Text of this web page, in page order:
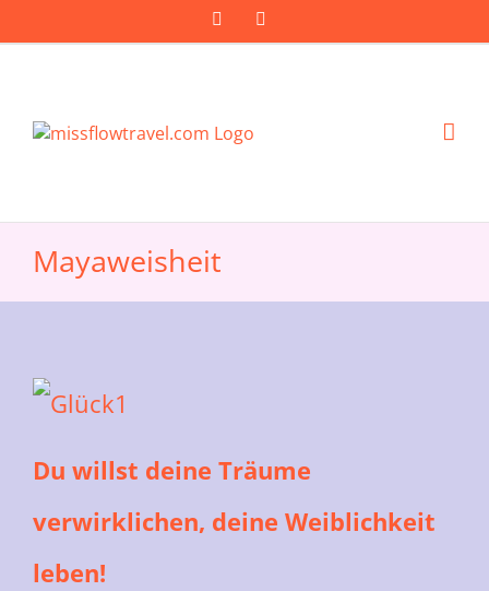
Facebook
Mayaweisheit
Du willst deine Träume
verwirklichen, deine Weiblichkeit
leben!